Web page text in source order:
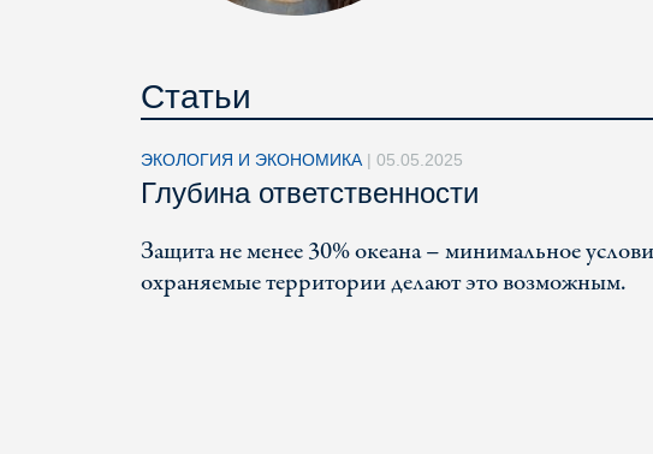
Статьи
ЭКОЛОГИЯ И ЭКОНОМИКА | 05.05.2025
Глубина ответственности
Защита не менее 30% океана – минимальное
охраняемые территории делают это возможным.